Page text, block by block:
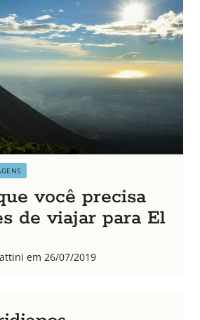
você precisa
de viajar para El
em 26/07/2019